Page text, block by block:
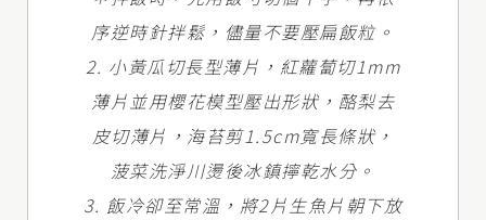
序逆時針拌鬆，儘量不要壓扁飯粒。
2. 小黃瓜切長型薄片，紅蘿蔔切1mm
薄片並用櫻花模型壓出形狀，酪梨去
皮切薄片，海苔剪1.5cm寬長條狀，
菠菜洗淨川燙後冰鎮擰乾水分。
3. 飯冷卻至常溫，將2片生魚片朝下放